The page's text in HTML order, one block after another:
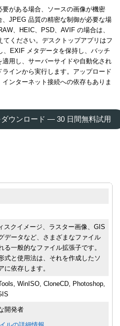
がある場合、ソースの画像が機密
、JPEG 品質の精密な制御が必要な場
、HEIC、PSD、AVIF の場合は、
てください。デスクトップアプリはフ
、EXIF メタデータを保持し、バッチ
用し、サーバーサイドや自動化され
インから実行します。アップロード
ンターネット接続への依存もありま
ダウンロード — 30 日間無料試用
スクイメージ、ラスター画像、GIS
データなど、さまざまなファイル
る一般的なファイル拡張子です。
式と使用法は、それを作成したソ
に依存します。
WinISO, CloneCD, Photoshop,
開発者